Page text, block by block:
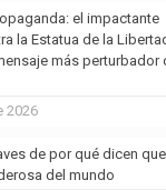
el impactante
la Estatua de la
más perturbador
2026
de por qué dicen
del mundo